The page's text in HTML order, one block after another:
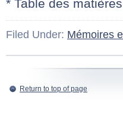
* Table des matières
Filed Under: Mémoires
Return to top of page